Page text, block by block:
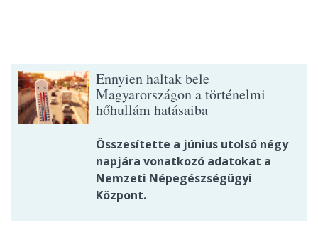
Ennyien haltak bele
Magyarországon a történelmi
hőhullám hatásaiba
Összesítette a június utolsó négy
napjára vonatkozó adatokat a
Nemzeti Népegészségügyi
Központ.